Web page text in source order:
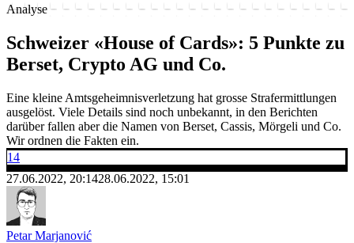
Analyse
Schweizer «House of Cards»: 5 Punkte zu
Berset, Crypto AG und Co.
Eine kleine Amtsgeheimnisverletzung hat grosse Strafermittlungen
ausgelöst. Viele Details sind noch unbekannt, in den Berichten
darüber fallen aber die Namen von Berset, Cassis, Mörgeli und Co.
Wir ordnen die Fakten ein.
14
27.06.2022, 20:1428.06.2022, 15:01
Petar Marjanović